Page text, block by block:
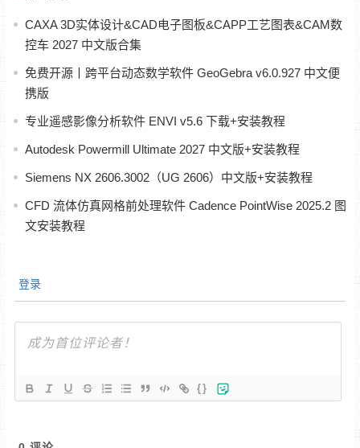
CAXA 3D实体设计&CAD电子图板&CAPP工艺图表&CAM数
控车 2027 中文版合集
免费开源丨跨平台动态数学软件 GeoGebra v6.0.927 中文便
携版
专业遥感影像分析软件 ENVI v5.6 下载+安装教程
Autodesk Powermill Ultimate 2027 中文版+安装教程
Siemens NX 2606.3002（UG 2606）中文版+安装教程
CFD 流体仿真网格前处理软件 Cadence PointWise 2025.2 图
文安装教程
登录
{}